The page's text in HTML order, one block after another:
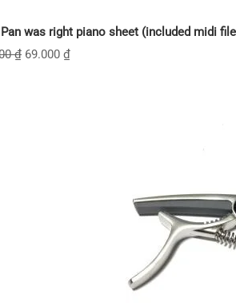
was right piano sheet (included midi
₫ 69.000 ₫